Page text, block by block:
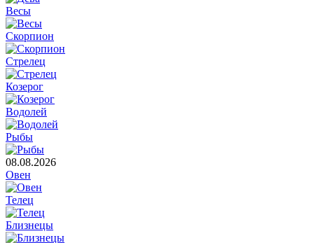
Весы
Скорпион
Стрелец
Козерог
Водолей
Рыбы
08.08.2026
Овен
Телец
Близнецы